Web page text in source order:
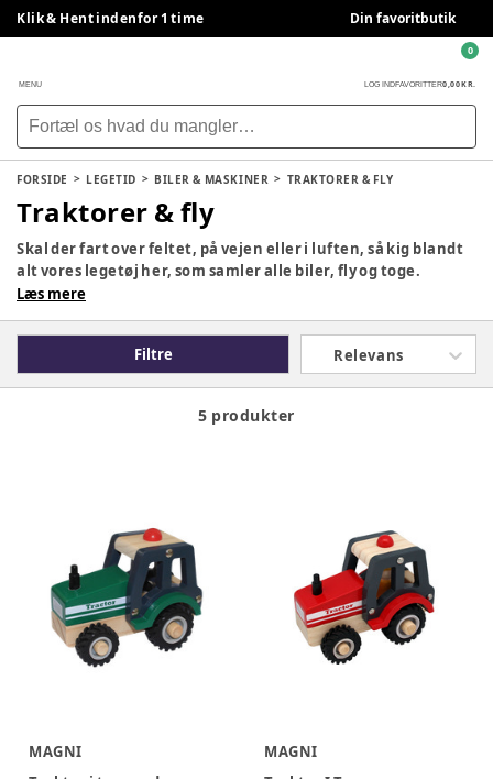
Klik & Hent indenfor 1 time Din favoritbutik
MENU LOG INDFAVORITTER0,00 KR.
0
FORSIDE LEGETID BILER & MASKINER TRAKTORER & FLY
Traktorer & fly
Skal der fart over feltet, på vejen eller i luften, så kig blandt
alt vores legetøj her, som samler alle biler, fly og toge.
Læs mere
Filtre Relevans
5 produkter
MAGNI
MAGNI